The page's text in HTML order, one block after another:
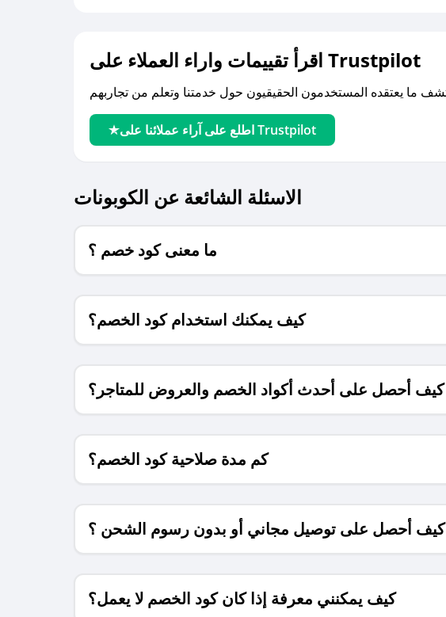
اقرأ تقييمات واراء العملاء على Trustpilot
اطلع على آراء عملائنا على Trustpilot
الاسئلة الشائعة عن الكوبونات
ما معنى كود خصم ؟
كيف يمكنك استخدام كود الخصم؟
كيف أحصل على أحدث أكواد الخصم والعروض للمتاجر؟
كم مدة صلاحية كود الخصم؟
كيف أحصل على توصيل مجاني أو بدون رسوم الشحن ؟
كيف يمكنني معرفة إذا كان كود الخصم لا يعمل؟